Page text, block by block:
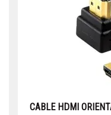
CABLE HDMI